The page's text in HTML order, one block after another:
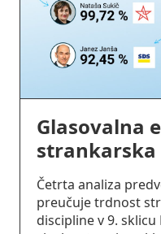
Glasovalna
strankarska
Četrta analiza
preučuje trdnost
discipline v 9.